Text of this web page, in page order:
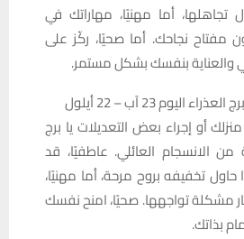
تجاهلها، أما مهنيًا، مهاراتك في
مفتاح نجاحك. أما صحيًا، ركّز على
والعناية بنفسك بشكل مستمر.
23 آب – 22 أيلول
أو إجراء بعض التعديلات يا برج
من الانسجام العائلي. عاطفيًا، قد
حاول تخفيفه بروح مرحة، أما مهنيًا،
مشكلة تواجهها. صحيًا، امنح نفسك
بذاتك.